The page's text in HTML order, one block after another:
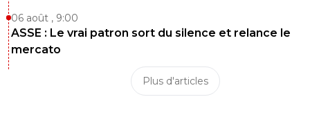
06 août , 9:00
ASSE : Le vrai patron sort du silence et relance le
mercato
Plus d'articles